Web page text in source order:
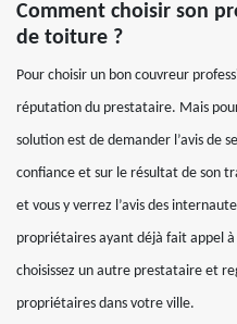
Comment choisir son
de toiture ?
Pour choisir un bon couvreur
réputation du prestataire. Mais
solution est de demander l’avis de
confiance et sur le résultat de son
et vous y verrez l’avis des
propriétaires ayant déjà fait appel à
choisissez un autre prestataire et
propriétaires dans votre ville.